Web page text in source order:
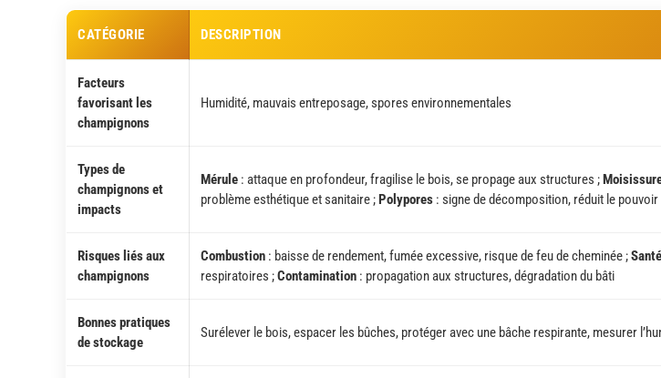
CATÉGORIE DESCRIPTION
Facteurs
favorisant les
champignons
Humidité, mauvais entreposage, spores environnementales
Types de
champignons et
impacts
Mérule : attaque en profondeur, fragilise le bois, se propage aux structures ;
problème esthétique et sanitaire ;Polypores : signe de décomposition, réduit le
Risques liés aux
champignons
Combustion : baisse de rendement, fumée excessive, risque de feu de cheminée ;Santé
respiratoires ;Contamination : propagation aux structures, dégradation du bâti
Bonnes pratiques
de stockage
Surélever le bois, espacer les bûches, protéger avec une bâche respirante, mesurer